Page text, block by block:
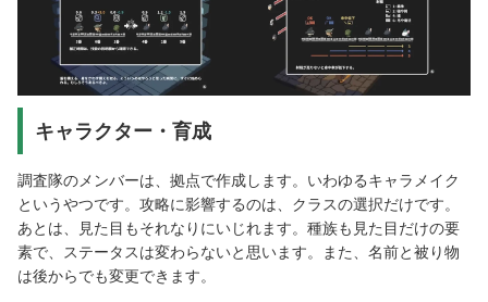
キャラクター・育成
調査隊のメンバーは、拠点で作成します。いわゆるキャラメイク
というやつです。攻略に影響するのは、クラスの選択だけです。
あとは、見た目もそれなりにいじれます。種族も見た目だけの要
素で、ステータスは変わらないと思います。また、名前と被り物
は後からでも変更できます。